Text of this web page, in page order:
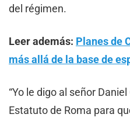
del régimen.
Leer además: Planes de
más allá de la base de
“Yo le digo al señor
Estatuto de Roma para